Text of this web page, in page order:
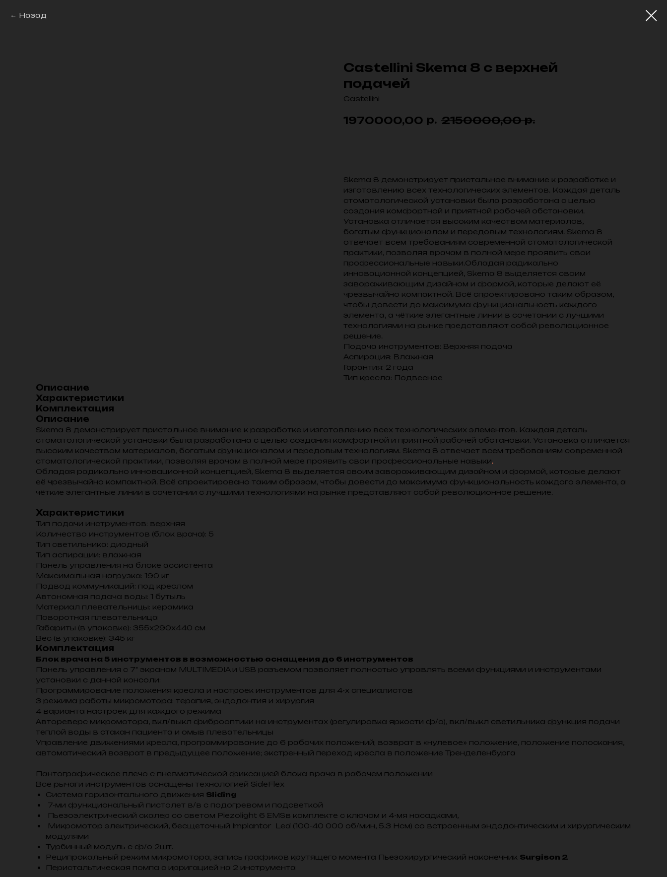
Назад
Castellini Skema 8 с верхней
подачей
Castellini
1970000,00 р. 2150000,00 р.
Skema 8 демонстрирует пристальное внимание к разработке и
изготовлению всех технологических элементов. Каждая деталь
стоматологической установки была разработана с целью
создания комфортной и приятной рабочей обстановки.
Установка отличается высоким качеством материалов,
богатым функционалом и передовым технологиям. Skema 8
отвечает всем требованиям современной стоматологической
практики, позволяя врачам в полной мере проявить свои
профессиональные навыки.Обладая радикально
инновационной концепцией, Skema 8 выделяется своим
завораживающим дизайном и формой, которые делают её
чрезвычайно компактной. Всё спроектировано таким образом,
чтобы довести до максимума функциональность каждого
элемента, а чёткие элегантные линии в сочетании с лучшими
технологиями на рынке представляют собой революционное
решение.
Подача инструментов: Верхняя подача
Аспирация: Влажная
Гарантия: 2 года
Тип кресла: Подвесное
Описание
Характеристики
Комплектация
Описание
Skema 8 демонстрирует пристальное внимание к разработке и изготовлению всех технологических элементов. Каждая деталь
стоматологической установки была разработана с целью создания комфортной и приятной рабочей обстановки. Установка отличается
высоким качеством материалов, богатым функционалом и передовым технологиям. Skema 8 отвечает всем требованиям современной
стоматологической практики, позволяя врачам в полной мере проявить свои профессиональные навыки.
Обладая радикально инновационной концепцией, Skema 8 выделяется своим завораживающим дизайном и формой, которые делают
её чрезвычайно компактной. Всё спроектировано таким образом, чтобы довести до максимума функциональность каждого элемента, а
чёткие элегантные линии в сочетании с лучшими технологиями на рынке представляют собой революционное решение.
Характеристики
Тип подачи инструментов: верхняя
Количество инструментов (блок врача): 5
Тип светильника: диодный
Тип аспирации: влажная
Панель управления на блоке ассистента
Максимальная нагрузка: 190 кг
Подвод коммуникаций: под креслом
Автономная подача воды: 1 бутыль
Материал плевательницы: керамика
Поворотная плевательница
Габариты (в упаковке): 355х290х440 см
Вес (в упаковке): 345 кг
Комплектация
Блок врача на 5 инструментов в возможностью оснащения до 6 инструментов
Панель управления с 7" экраном MULTIMEDIA и USB разъемом позволяет полностью управлять всеми функциями и инструментами
установки с данной консоли:
Программирование положения кресла и настроек инструментов для 4-х специалистов
3 режима работы микромотора: терапия, эндодонтия и хирургия
4 варианта настроек для каждого режима
Автореверс микромотора, вкл/выкл фиброоптики на инструментах (регулировка яркости ф/о), вкл/выкл светильника функция подачи
теплой воды в стакан пациента и омыв плевательницы
Управление движениями кресла, программирование до 6 рабочих положений; возврат в «нулевое» положение, положение полоскания,
автоматический возврат в предыдущее положение; экстренный переход кресла в положение Тренделенбурга
Пантографическое плечо с пневматической фиксацией блока врача в рабочем положении
Все рычаги инструментов оснащены технологией SideFlex
Система горизонтального движения Sliding
7-ми функциональный пистолет в/в с подогревом и подсветкой
Пьезоэлектрический скалер со светом Piezolight 6 EMSв комплекте с ключом и 4-мя насадками,
Микромотор электрический, бесщеточный Implantor Led (100-40 000 об/мин, 5.3 Нсм) со встроенным эндодонтическим и хирургическим
модулями
Турбинный модуль с ф/о 2шт.
Реципрокальный режим микромотора, запись графиков крутящего момента Пьезохирургический наконечник Surgison 2
Перистальтическая помпа с ирригацией на 2 инструмента